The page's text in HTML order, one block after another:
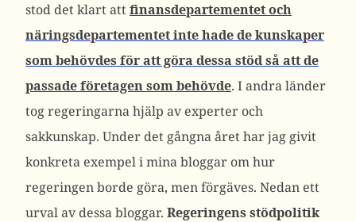
stod det klart attfinansdepartementet och
näringsdepartementet inte hade de kunskaper
som behövdes för att göra dessa stöd så att de
passade företagen som behövde. I andra länder
tog regeringarna hjälp av experter och
sakkunskap. Under det gångna året har jag givit
konkreta exempel i mina bloggar om hur
regeringen borde göra, men förgäves. Nedan ett
urval av dessa bloggar. Regeringens stödpolitik